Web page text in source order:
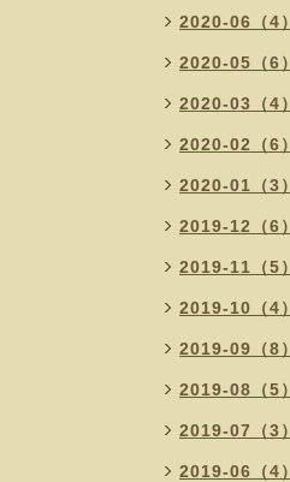
2020-06（4）
2020-05（6）
2020-03（4）
2020-02（6）
2020-01（3）
2019-12（6）
2019-11（5）
2019-10（4）
2019-09（8）
2019-08（5）
2019-07（3）
2019-06（4）